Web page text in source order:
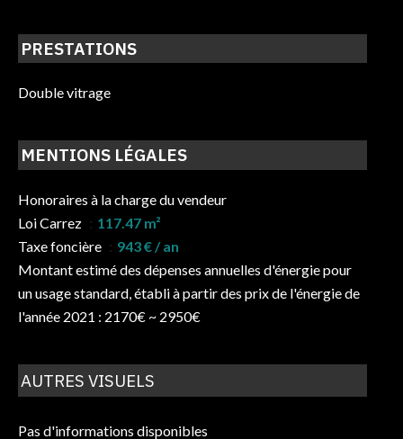
PRESTATIONS
Double vitrage
MENTIONS LÉGALES
Honoraires à la charge du vendeur
Loi Carrez
117.47 m²
Taxe foncière
943 € / an
Montant estimé des dépenses annuelles d'énergie pour
un usage standard, établi à partir des prix de l'énergie de
l'année 2021 : 2170€ ~ 2950€
AUTRES VISUELS
Pas d'informations disponibles